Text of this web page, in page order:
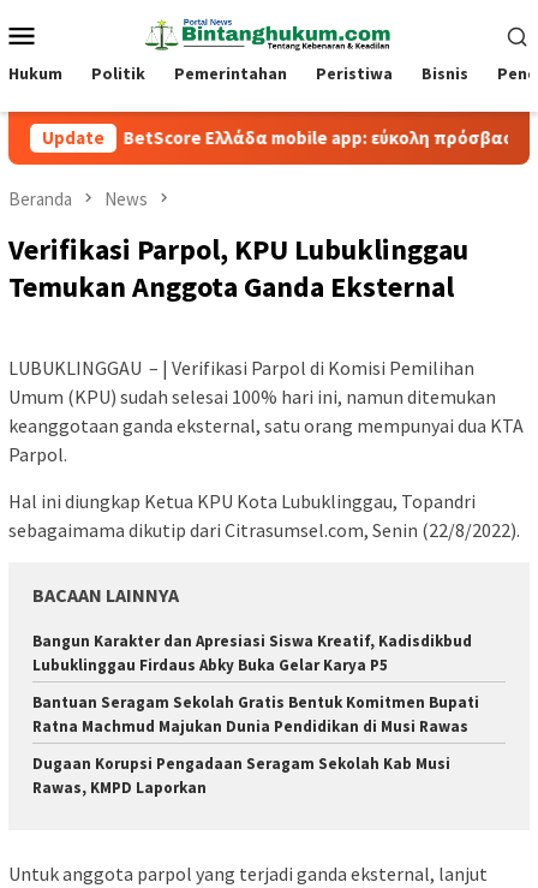
ke
kontenMobile
Hukum Politik Pemerintahan Peristiwa Bisnis
Update
BetScore Ελλάδα mobile app: εύκολη πρόσβαση και
Beranda News
Verifikasi Parpol, KPU Lubuklinggau
Temukan Anggota Ganda Eksternal
LUBUKLINGGAU – | Verifikasi Parpol di Komisi Pemilihan
Umum (KPU) sudah selesai 100% hari ini, namun ditemukan
keanggotaan ganda eksternal, satu orang mempunyai dua KTA
Parpol.
Hal ini diungkap Ketua KPU Kota Lubuklinggau, Topandri
sebagaimama dikutip dari Citrasumsel.com, Senin (22/8/2022).
BACAAN LAINNYA
Bangun Karakter dan Apresiasi Siswa Kreatif, Kadisdikbud
Lubuklinggau Firdaus Abky Buka Gelar Karya P5
Bantuan Seragam Sekolah Gratis Bentuk Komitmen Bupati
Ratna Machmud Majukan Dunia Pendidikan di Musi Rawas
Dugaan Korupsi Pengadaan Seragam Sekolah Kab Musi
Rawas, KMPD Laporkan
Untuk anggota parpol yang terjadi ganda eksternal, lanjut